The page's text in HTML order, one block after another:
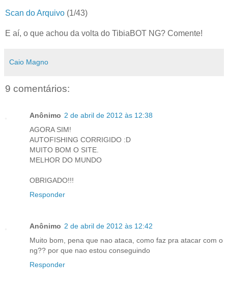
Scan do Arquivo (1/43)
E aí, o que achou da volta do TibiaBOT NG? Comente!
Caio Magno
9 comentários:
Anônimo 2 de abril de 2012 às 12:38
AGORA SIM!
AUTOFISHING CORRIGIDO :D
MUITO BOM O SITE.
MELHOR DO MUNDO
OBRIGADO!!!
Responder
Anônimo 2 de abril de 2012 às 12:42
Muito bom, pena que nao ataca, como faz pra atacar com o
ng?? por que nao estou conseguindo
Responder